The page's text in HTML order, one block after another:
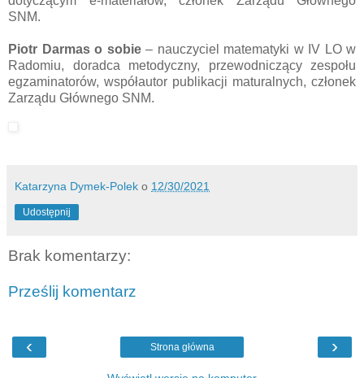
SNM.
Piotr Darmas o sobie– nauczyciel matematyki w IV LO w
Radomiu, doradca metodyczny, przewodniczący zespołu
egzaminatorów, współautor publikacji maturalnych, członek
Zarządu Głównego SNM.
Katarzyna Dymek-Polek o 12/30/2021
Udostępnij
Brak komentarzy:
Prześlij komentarz
‹ ›
Strona główna